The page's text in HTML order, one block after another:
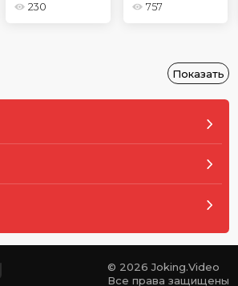
230 757
Показать
© 2026 Joking.Video
Все права защищены